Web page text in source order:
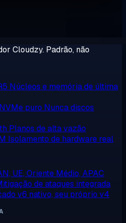
Cloudzy. Padrão, não
Núcleos e memória de última
puro Nunca discos
Planos de alta vazão
Isolamento de hardware real
UE, Oriente Médio, APAC
de ataques integrada
v6 nativo, seu próprio v4